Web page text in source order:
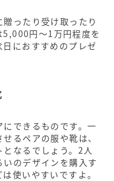
ったり受け取ったり
5,000円～1万円程度を
におすすめのプレゼ
できるものです。一
るペアの服や靴は、
なるでしょう。2人
のデザインを購入す
使いやすいですよ。